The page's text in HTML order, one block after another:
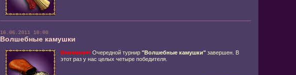
16.06.2011 10:00
Волшебные камушки
Внимание! Очередной турнир "Волшебные камушки"завершен. В
этот раз у нас целых четыре победителя.